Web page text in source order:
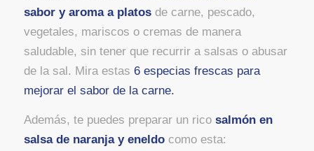
sabor y aroma a platosde carne, pescado,
vegetales, mariscos o cremas de manera
saludable, sin tener que recurrir a salsas o abusar
de la sal. Mira estas 6 especias frescas para
mejorar el sabor de la carne.
Además, te puedes preparar un rico salmón en
salsa de naranja y eneldocomo esta: